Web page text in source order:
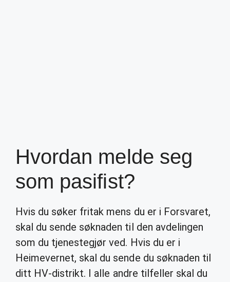
Hvordan melde seg
som pasifist?
Hvis du søker fritak mens du er i Forsvaret,
skal du sende søknaden til den avdelingen
som du tjenestegjør ved. Hvis du er i
Heimevernet, skal du sende du søknaden til
ditt HV-distrikt. I alle andre tilfeller skal du